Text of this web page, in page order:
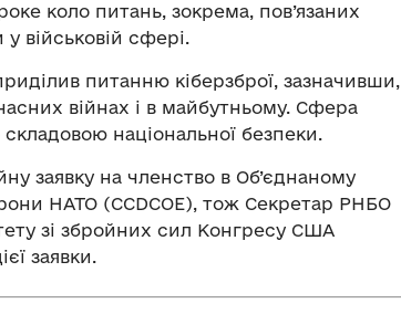
коло питань, зокрема, пов’язаних
військовій сфері.
питанню кіберзброї, зазначивши,
війнах і в майбутньому. Сфера
національної безпеки.
заявку на членство в Об’єднаному
НАТО (CCDCOE), тож Секретар РНБО
зі збройних сил Конгресу США
заявки.